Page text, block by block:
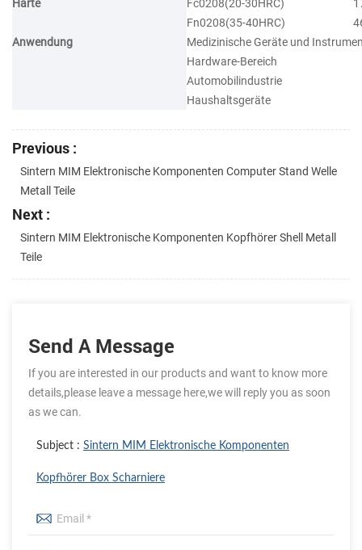
Härte
Fc0208(20-30HRC)
Fn0208(35-40HRC)
Anwendung
Medizinische Geräte und
Hardware-Bereich
Automobilindustrie
Haushaltsgeräte
Previous :
Sintern MIM Elektronische Komponenten Computer Stand Welle
Metall Teile
Next :
Sintern MIM Elektronische Komponenten Kopfhörer Shell Metall
Teile
Send A Message
If you are interested in our products and want to know more
details,please leave a message here,we will reply you as soon
as we can.
Subject : Sintern MIM Elektronische Komponenten
Kopfhörer Box Scharniere